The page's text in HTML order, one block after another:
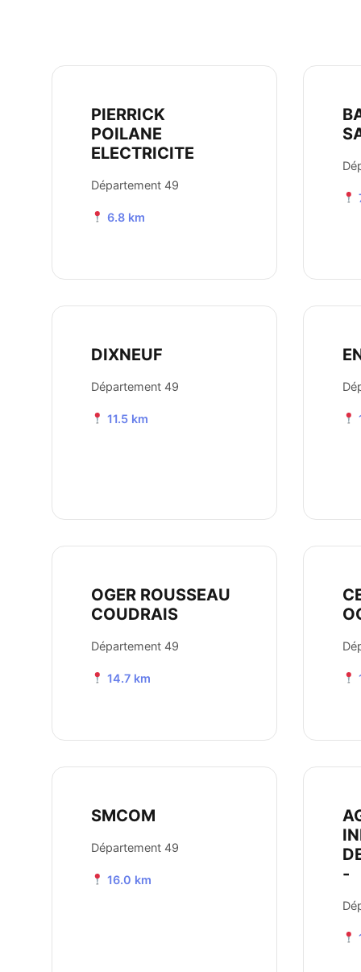
PIERRICK
POILANE
ELECTRICITE
Département 49
6.8 km
DIXNEUF
Département 49
11.5 km
OGER ROUSSEAU
COUDRAIS
Département 49
14.7 km
SMCOM
Département 49
16.0 km
-